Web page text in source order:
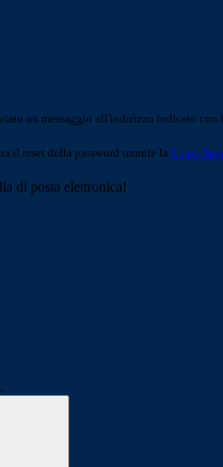
un messaggio all'indirizzo indicato con
il reset della password tramite la Login
di posta elettronica!